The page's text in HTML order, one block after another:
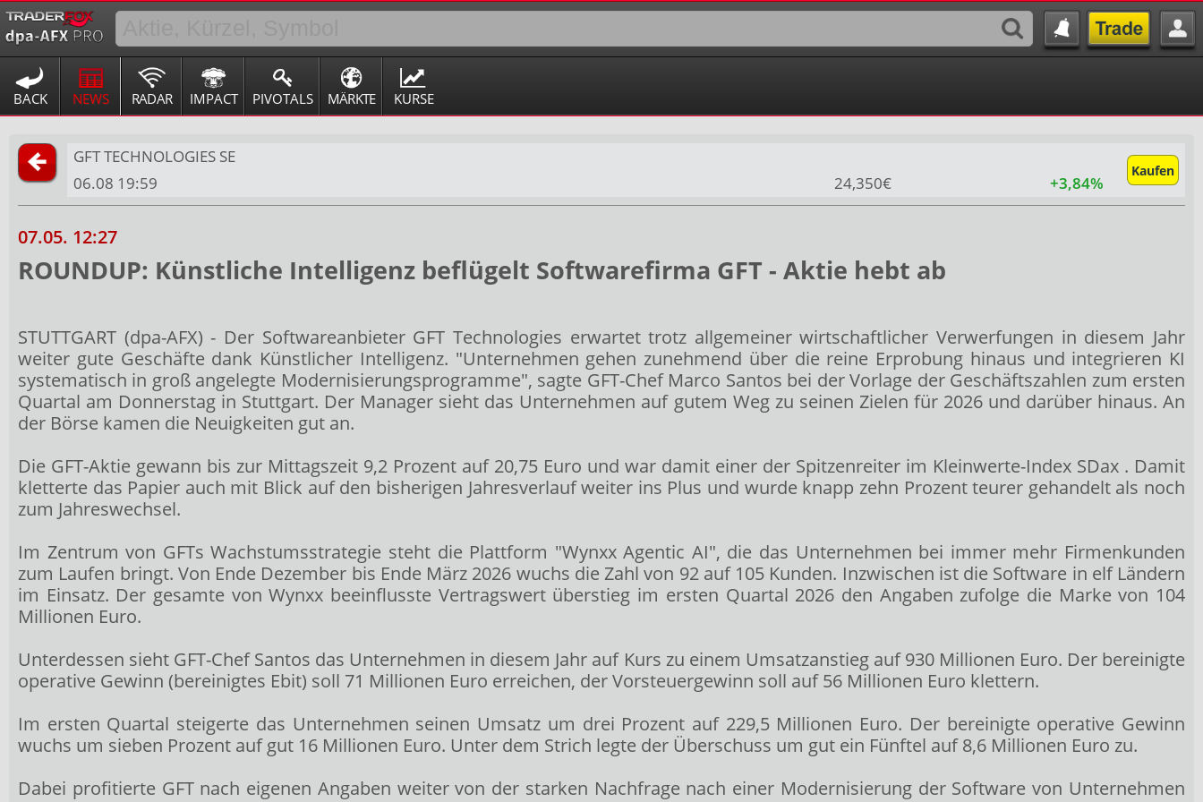
BACK NEWS RADAR IMPACT PIVOTALS MÄRKTE KURSE
GFT TECHNOLOGIES SE
Kaufen
06.08 19:59 24,350€ +3,84%
07.05. 12:27
ROUNDUP: Künstliche Intelligenz beflügelt Softwarefirma GFT - Aktie hebt ab
STUTTGART (dpa-AFX) - Der Softwareanbieter GFT Technologies erwartet trotz allgemeiner wirtschaftlicher Verwerfungen in diesem Jahr
weiter gute Geschäfte dank Künstlicher Intelligenz. "Unternehmen gehen zunehmend über die reine Erprobung hinaus und integrieren KI
systematisch in groß angelegte Modernisierungsprogramme", sagte GFT-Chef Marco Santos bei der Vorlage der Geschäftszahlen zum ersten
Quartal am Donnerstag in Stuttgart. Der Manager sieht das Unternehmen auf gutem Weg zu seinen Zielen für 2026 und darüber hinaus. An
der Börse kamen die Neuigkeiten gut an.
Die GFT-Aktie gewann bis zur Mittagszeit 9,2 Prozent auf 20,75 Euro und war damit einer der Spitzenreiter im Kleinwerte-Index SDax . Damit
kletterte das Papier auch mit Blick auf den bisherigen Jahresverlauf weiter ins Plus und wurde knapp zehn Prozent teurer gehandelt als noch
zum Jahreswechsel.
Im Zentrum von GFTs Wachstumsstrategie steht die Plattform "Wynxx Agentic AI", die das Unternehmen bei immer mehr Firmenkunden
zum Laufen bringt. Von Ende Dezember bis Ende März 2026 wuchs die Zahl von 92 auf 105 Kunden. Inzwischen ist die Software in elf Ländern
im Einsatz. Der gesamte von Wynxx beeinflusste Vertragswert überstieg im ersten Quartal 2026 den Angaben zufolge die Marke von 104
Millionen Euro.
Unterdessen sieht GFT-Chef Santos das Unternehmen in diesem Jahr auf Kurs zu einem Umsatzanstieg auf 930 Millionen Euro. Der bereinigte
operative Gewinn (bereinigtes Ebit) soll 71 Millionen Euro erreichen, der Vorsteuergewinn soll auf 56 Millionen Euro klettern.
Im ersten Quartal steigerte das Unternehmen seinen Umsatz um drei Prozent auf 229,5 Millionen Euro. Der bereinigte operative Gewinn
wuchs um sieben Prozent auf gut 16 Millionen Euro. Unter dem Strich legte der Überschuss um gut ein Fünftel auf 8,6 Millionen Euro zu.
Dabei profitierte GFT nach eigenen Angaben weiter von der starken Nachfrage nach einer Modernisierung der Software von Unternehmen